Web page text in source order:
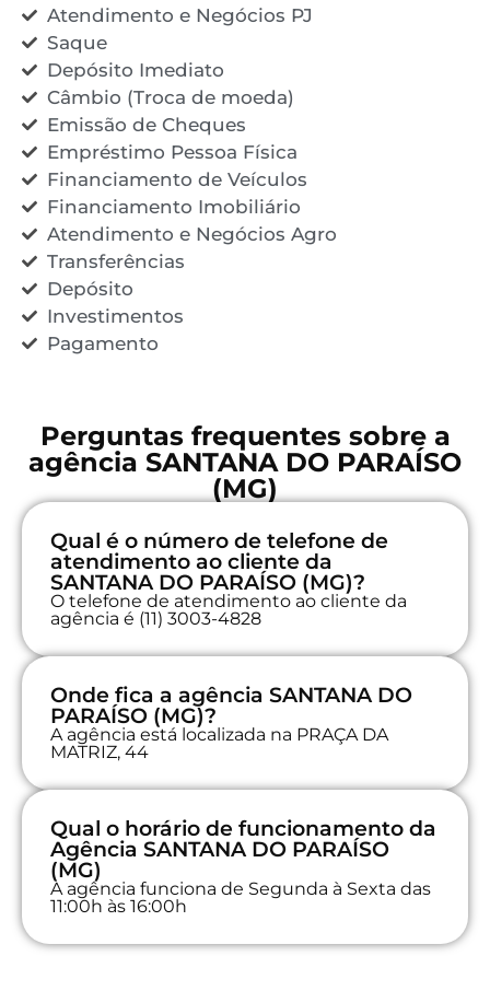
Atendimento e Negócios PJ
Saque
Depósito Imediato
Câmbio (Troca de moeda)
Emissão de Cheques
Empréstimo Pessoa Física
Financiamento de Veículos
Financiamento Imobiliário
Atendimento e Negócios Agro
Transferências
Depósito
Investimentos
Pagamento
Perguntas frequentes sobre a
agência SANTANA DO PARAÍSO
(MG)
Qual é o número de telefone de
atendimento ao cliente da
SANTANA DO PARAÍSO (MG)?
O telefone de atendimento ao cliente da
agência é (11) 3003-4828
Onde fica a agência SANTANA DO
PARAÍSO (MG)?
A agência está localizada na PRAÇA DA
MATRIZ, 44
Qual o horário de funcionamento da
Agência SANTANA DO PARAÍSO
(MG)
A agência funciona de Segunda à Sexta das
11:00h às 16:00h